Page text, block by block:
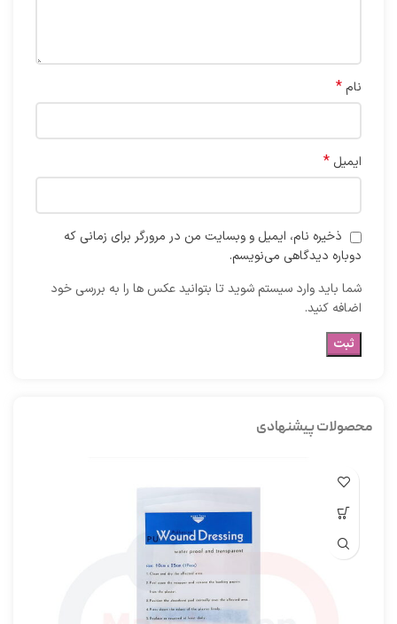
نام *
ایمیل *
ذخیره نام، ایمیل و وبسایت من در مرورگر برای زمانی که
دوباره دیدگاهی می‌نویسم.
شما باید وارد سیستم شوید تا بتوانید عکس ها را به بررسی خود
اضافه کنید.
محصولات پیشنهادی